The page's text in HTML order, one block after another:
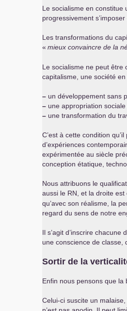
Le socialisme en constitue
progressivement
Les transformations du
« mieux convaincre de la
Le socialisme ne peut être
capitalisme, une société
– un développement sans
– une appropriation
– une transformation du
C’est à cette condition
d’expériences
expérimentée au siècle
conception étatique,
Nous attribuons le
aussi le RN , et la droite
qu’avec son réalisme, la
regard du sens de notre
Il s’agit d’inscrire
une conscience de classe,
Sortir de la
Enfin nous pensons que
Celui-ci suscite un